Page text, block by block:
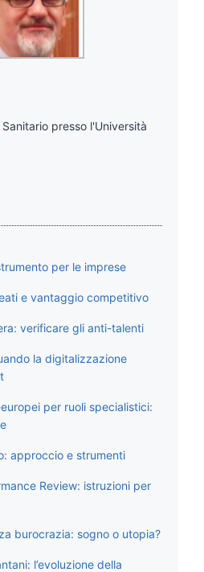
presso l'Università
per le imprese
e vantaggio competitivo
verificare gli anti-talenti
la digitalizzazione
per ruoli specialistici:
approccio e strumenti
Review: istruzioni per
burocrazia: sogno o utopia?
l’evoluzione della